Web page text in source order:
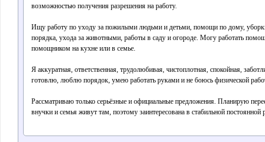
возможностью получения разрешения на работу.
Ищу работу по уходу за пожилыми людьми и детьми, помощи по дому,
порядка, ухода за животными, работы в саду и огороде. Могу работать
помощником на кухне или в семье.
Я аккуратная, ответственная, трудолюбивая, чистоплотная, спокойная,
готовлю, люблю порядок, умею работать руками и не боюсь физической
Рассматриваю только серьёзные и официальные предложения. Планирую
внучки и семья живут там, поэтому заинтересована в стабильной постоянной